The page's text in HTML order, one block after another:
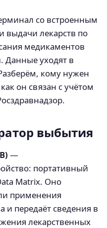
со встроенным
выдачи лекарств по
медикаментов
уходят в
кому нужен
он связан с учётом
выбытия
—
портативный
Matrix. Оно
применения
и передаёт сведения в
лекарственных